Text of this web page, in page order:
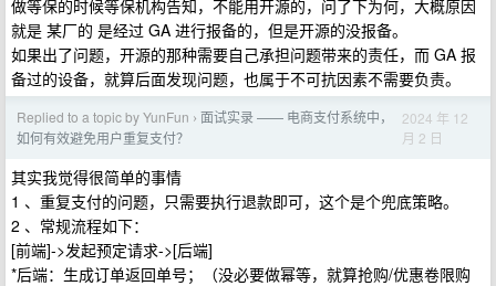
做等保的时候等保机构告知，不能用开源的，问了下为何，大概原因
就是 某厂的 是经过 GA 进行报备的，但是开源的没报备。
如果出了问题，开源的那种需要自己承担问题带来的责任，而 GA 报
备过的设备，就算后面发现问题，也属于不可抗因素不需要负责。
Replied to a topic by YunFun › 面试实录 —— 电商支付系统中，
如何有效避免用户重复支付？
2024 年 12
月 2 日
其实我觉得很简单的事情
1 、重复支付的问题，只需要执行退款即可，这个是个兜底策略。
2 、常规流程如下：
[前端]->发起预定请求->[后端]
*后端：生成订单返回单号；（没必要做幂等，就算抢购/优惠卷限购